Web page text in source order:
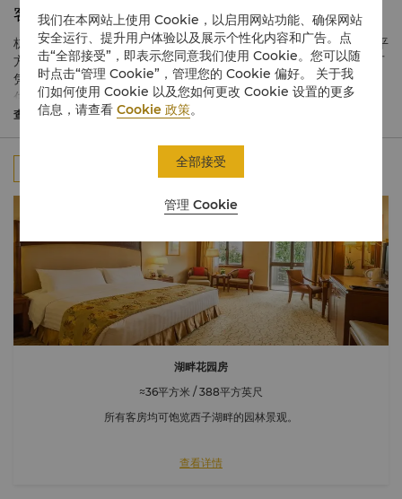
客房与套房
杭州香格里拉设有198间宽敞明亮的豪华客房和套房，面积约从36平
方米到193平方米不等，所有客房和套房均配有典雅的装潢，宾客可
凭窗眺望秀丽山景，怡人园景或西湖美景。此外，住店客人可在入
住期间享受停车服务。
客人可享用客房迷你吧内的饮品。
查看更多
行政楼层 套房
湖畔花园房
≈36平方米 / 388平方英尺
所有客房均可饱览西子湖畔的园林景观。
查看详情
我们在本网站上使用 Cookie，以启用网站功能、确保网站
安全运行、提升用户体验以及展示个性化内容和广告。点
击“全部接受”，即表示您同意我们使用 Cookie。您可以随
时点击“管理 Cookie”，管理您的 Cookie 偏好。 关于我
们如何使用 Cookie 以及您如何更改 Cookie 设置的更多
信息，请查看Cookie 政策。
管理 Cookie
全部接受